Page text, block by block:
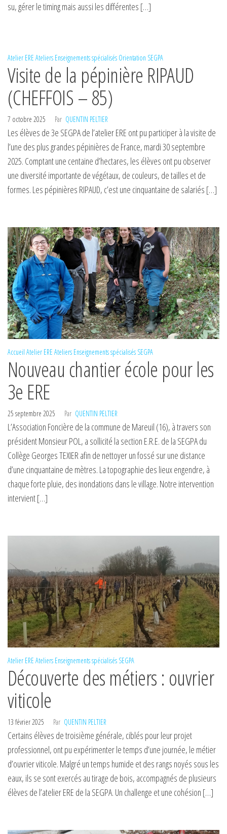
su, gérer le timing mais aussi les différentes […]
Atelier ERE Ateliers Enseignements spécialisés Orientation SEGPA
Visite de la pépinière RIPAUD
(CHEFFOIS – 85)
7 octobre 2025 Par QUENTIN PELTIER
Les élèves de 3e SEGPA de l’atelier ERE ont pu participer à la visite de
l’une des plus grandes pépinières de France, mardi 30 septembre
2025. Comptant une centaine d’hectares, les élèves ont pu observer
une diversité importante de végétaux, de couleurs, de tailles et de
formes. Les pépinières RIPAUD, c’est une cinquantaine de salariés […]
Accueil Atelier ERE Ateliers Enseignements spécialisés SEGPA
Nouveau chantier école pour les
3e ERE
25 septembre 2025 Par QUENTIN PELTIER
L’Association Foncière de la commune de Mareuil (16), à travers son
président Monsieur POL, a sollicité la section E.R.E. de la SEGPA du
Collège Georges TEXIER afin de nettoyer un fossé sur une distance
d’une cinquantaine de mètres. La topographie des lieux engendre, à
chaque forte pluie, des inondations dans le village. Notre intervention
intervient […]
Atelier ERE Ateliers Enseignements spécialisés SEGPA
Découverte des métiers : ouvrier
viticole
13 février 2025 Par QUENTIN PELTIER
Certains élèves de troisième générale, ciblés pour leur projet
professionnel, ont pu expérimenter le temps d’une journée, le métier
d’ouvrier viticole. Malgré un temps humide et des rangs noyés sous les
eaux, ils se sont exercés au tirage de bois, accompagnés de plusieurs
élèves de l’atelier ERE de la SEGPA. Un challenge et une cohésion […]